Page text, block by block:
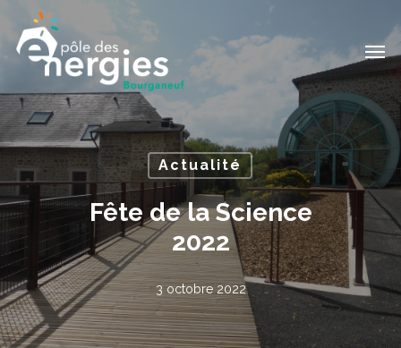
Passer
au
contenu
principal
Actualité
Fête de la Science
2022
3 octobre 2022